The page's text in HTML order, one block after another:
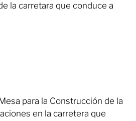
la carretara que conduce a
para la Construcción de la
en la carretera que